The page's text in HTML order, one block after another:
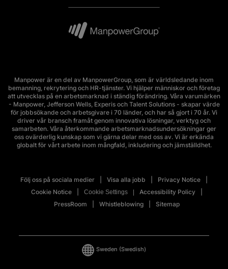
Manpower är en del av ManpowerGroup, som är världsledande inom
bemanning, rekrytering och HR-tjänster. Vi hjälper människor och företag
att utvecklas på en arbetsmarknad i ständig förändring. Våra varumärken
- Manpower, Jefferson Wells, Experis och Talent Solutions - skapar värde
för jobbsökande och arbetsgivare i 70 länder, och har så gjort i 70 år. Vi
driver vår bransch framåt genom innovativa lösningar, verktyg och
samarbeten. Våra återkommande arbetsmarknadsundersökningar ger
oss ovärderlig kunskap som vi gärna delar med oss av. Vi är erkända
globalt för vårt arbete inom mångfald, inkludering och jämställdhet.
Följ oss på sociala medier Visa alla jobb
Privacy Notice
Cookie Notice
Cookie Settings
Accessibility Policy
PressRoom
Whistleblowing Sitemap
Sweden (Swedish)